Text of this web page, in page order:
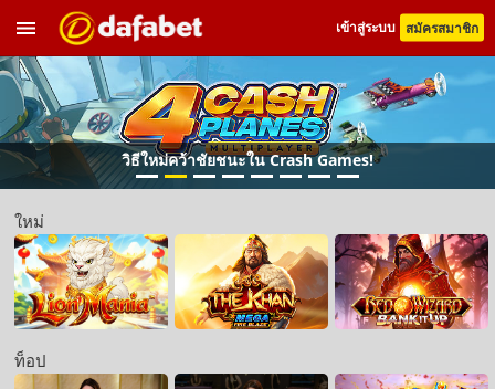
เข้าสู่ระบบ สมัครสมาชิก
วิธีใหม่คว้าชัยชนะใน Crash Games!
ใหม่
ท็อป